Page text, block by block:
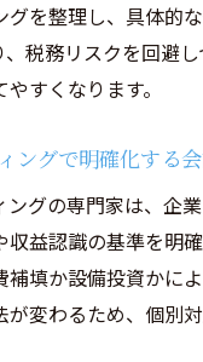
グを整理し、具体的
、税務リスクを回避
すくなります。
ングで明確化する
ングの専門家は、企
収益認識の基準を明
補填か設備投資かに
が変わるため、個別